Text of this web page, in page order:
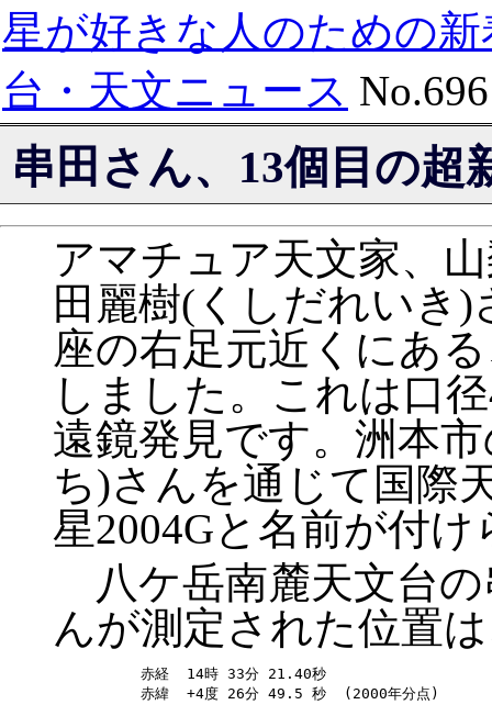
星が好きな人のための新
台・天文ニュース No.696
串田さん、13個目の超
アマチュア天文家、
田麗樹(くしだれいき
座の右足元近くにあ
しました。これは口
遠鏡発見です。洲本
ち)さんを通じて国際
星2004Gと名前が付
八ケ岳南麓天文台
んが測定された位置
赤経  14時 33分 21.40秒